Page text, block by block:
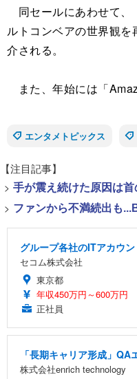
同セールにあわせて、
ルトコンベアの世界観
介される。
また、年始には「
エンタメトピックス
【注目記事】
> 手が震え続けた原因は
> ファンから不満続出も
グループ各社のITアカウ
セコム株式会社
東京都
年収450万円～600万円
正社員
「長期キャリア形成」
株式会社enrich technology